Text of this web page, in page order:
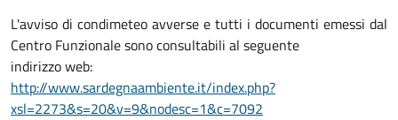
L'avviso di condimeteo avverse e tutti i documenti emessi dal
Centro Funzionale sono consultabili al seguente
indirizzo web:
http://www.sardegnaambiente.it/index.php?
xsl=2273&s=20&v=9&nodesc=1&c=7092